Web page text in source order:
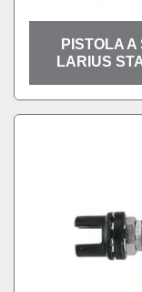
PISTOLA
LARIUS